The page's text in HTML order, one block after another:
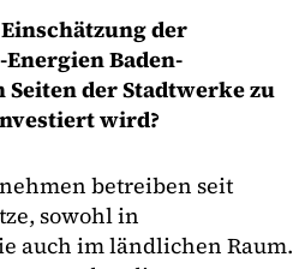
der
Baden-
der Stadtwerke zu
wird?
betreiben seit
sowohl in
auch im ländlichen Raum.